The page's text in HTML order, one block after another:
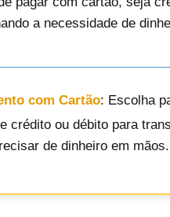
a necessidade de
com Cartão: Escolha
crédito ou débito para
de dinheiro em mãos.